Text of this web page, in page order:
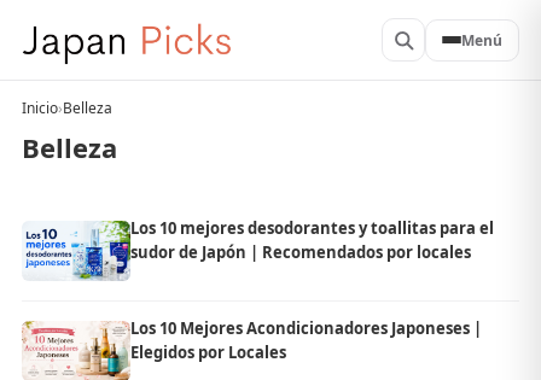
Menú
Inicio›Belleza
Belleza
Los 10 mejores desodorantes y toallitas para el
sudor de Japón | Recomendados por locales
Los 10 Mejores Acondicionadores Japoneses |
Elegidos por Locales